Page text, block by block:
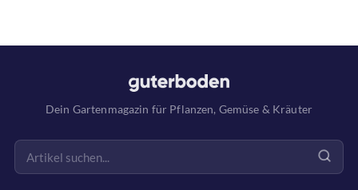
Dein Gartenmagazin für Pflanzen, Gemüse & Kräuter